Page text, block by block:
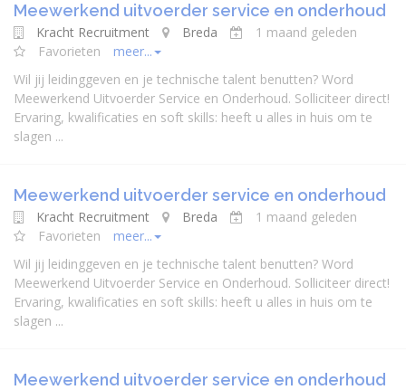
Meewerkend uitvoerder service en onderhoud
Kracht Recruitment Breda
1 maand geleden
Favorieten
meer...
Wil jij leidinggeven en je technische talent benutten? Word
Meewerkend Uitvoerder Service en Onderhoud. Solliciteer direct!
Ervaring, kwalificaties en soft skills: heeft u alles in huis om te
slagen ...
Meewerkend uitvoerder service en onderhoud
Kracht Recruitment Breda
1 maand geleden
Favorieten
meer...
Wil jij leidinggeven en je technische talent benutten? Word
Meewerkend Uitvoerder Service en Onderhoud. Solliciteer direct!
Ervaring, kwalificaties en soft skills: heeft u alles in huis om te
slagen ...
Meewerkend uitvoerder service en onderhoud